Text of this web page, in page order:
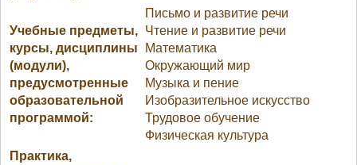
Учебные предметы,
курсы, дисциплины
(модули),
предусмотренные
образовательной
программой:
Письмо и развитие речи
Чтение и развитие речи
Математика
Окружающий мир
Музыка и пение
Изобразительное искусство
Трудовое обучение
Физическая культура
Практика,